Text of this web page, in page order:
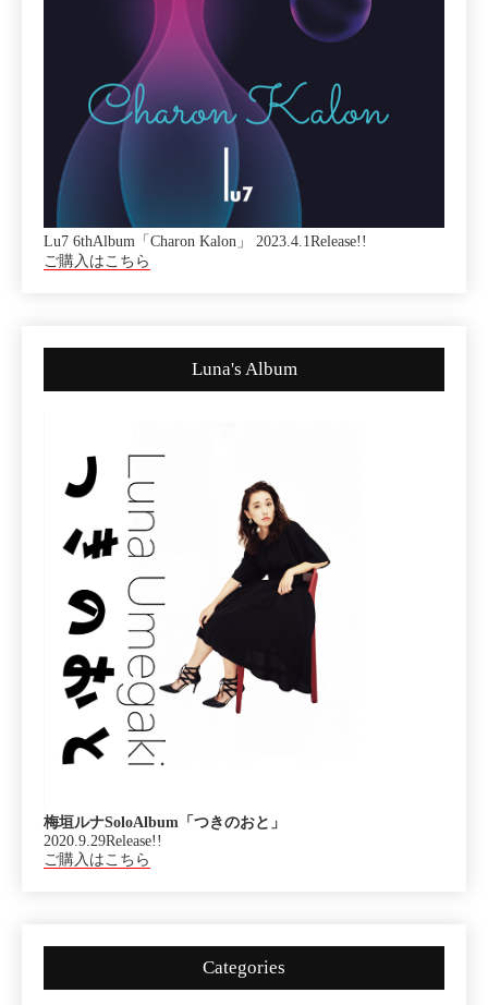
Lu7 6thAlbum「Charon Kalon」 2023.4.1Release!!
ご購入はこちら
Luna's Album
梅垣ルナSoloAlbum「つきのおと」
2020.9.29Release!!
ご購入はこちら
Categories